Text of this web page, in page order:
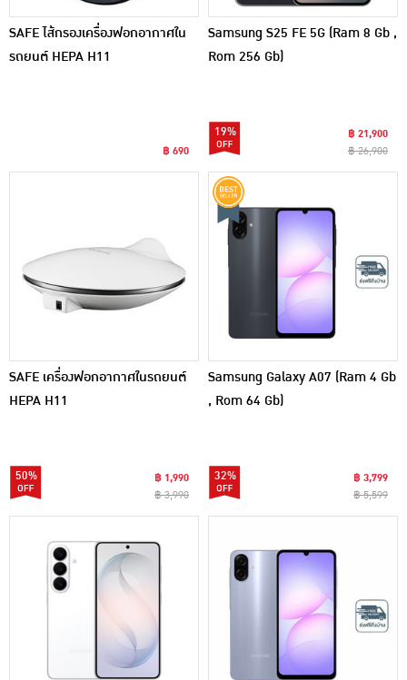
SAFE ไส้กรองเครื่องฟอกอากาศใน
รถยนต์ HEPA H11
฿ 690
Samsung S25 FE 5G (Ram 8 Gb ,
Rom 256 Gb)
19%
฿ 21,900
฿ 26,900
SAFE เครื่องฟอกอากาศในรถยนต์
HEPA H11
50%
฿ 1,990
฿ 3,990
Samsung Galaxy A07 (Ram 4 Gb
, Rom 64 Gb)
32%
฿ 3,799
฿ 5,599